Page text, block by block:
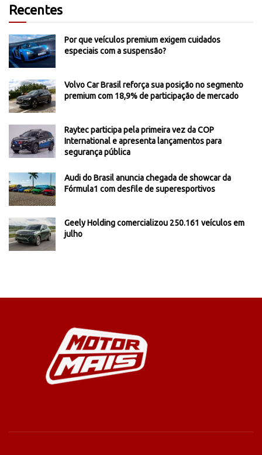
Recentes
Por que veículos premium exigem cuidados
especiais com a suspensão?
Volvo Car Brasil reforça sua posição no segmento
premium com 18,9% de participação de mercado
Raytec participa pela primeira vez da COP
International e apresenta lançamentos para
segurança pública
Audi do Brasil anuncia chegada de showcar da
Fórmula1 com desfile de superesportivos
Geely Holding comercializou 250.161 veículos em
julho